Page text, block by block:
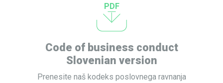
PDF
Code of business conduct
Slovenian version
Prenesite naš kodeks poslovnega ravnanja